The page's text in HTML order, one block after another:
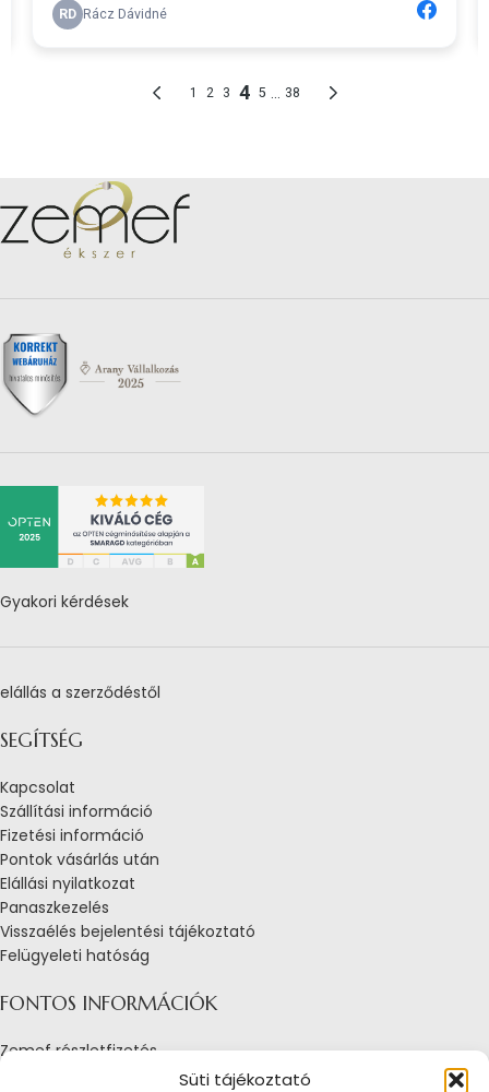
Süti tájékoztató
Gyakori kérdések
elállás a szerződéstől
SEGÍTSÉG
Kapcsolat
Szállítási információ
Fizetési információ
Pontok vásárlás után
Elállási nyilatkozat
Panaszkezelés
Visszaélés bejelentési tájékoztató
Felügyeleti hatóság
FONTOS INFORMÁCIÓK
Zemef részletfizetés
Adatkezelési tájékoztató